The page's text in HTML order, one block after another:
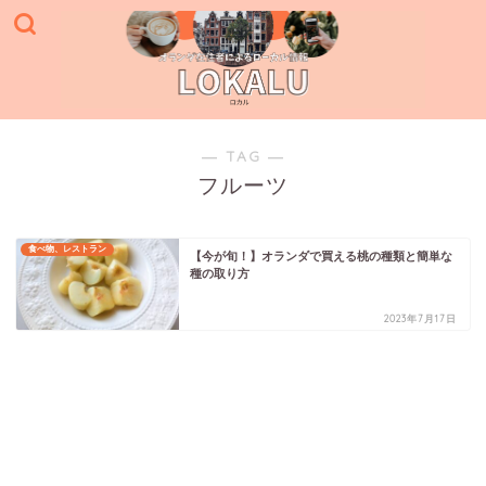
― TAG ―
フルーツ
食べ物、レストラン
【今が旬！】オランダで買える桃の種類と簡単な
種の取り方
2023年7月17日